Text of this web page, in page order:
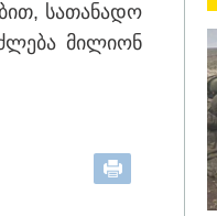
19:03 / 08-08-
სა­თა­ნა­დო
მი­ლი­ონ